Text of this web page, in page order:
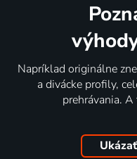
Napríklad originálne
a divácke profily,
prehrávania.